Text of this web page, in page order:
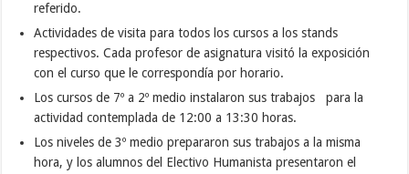
referido.
Actividades de visita para todos los cursos a los stands
respectivos. Cada profesor de asignatura visitó la exposición
con el curso que le correspondía por horario.
Los cursos de 7º a 2º medio instalaron sus trabajos para la
actividad contemplada de 12:00 a 13:30 horas.
Los niveles de 3º medio prepararon sus trabajos a la misma
hora, y los alumnos del Electivo Humanista presentaron el